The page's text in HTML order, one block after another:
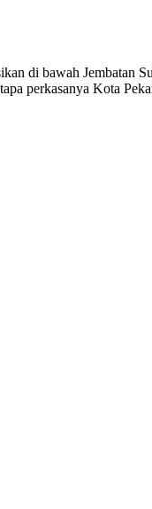
di bawah
perkasanya Kota